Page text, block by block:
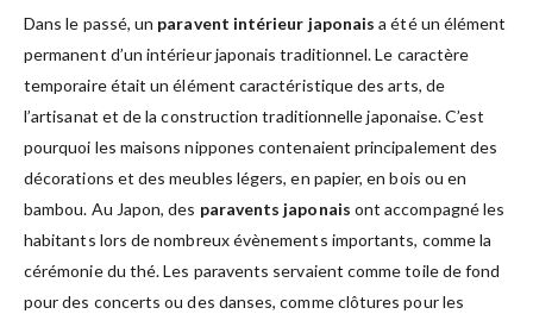
Dans le passé, un paravent intérieur japonais a été un élément
permanent d’un intérieur japonais traditionnel. Le caractère
temporaire était un élément caractéristique des arts, de
l’artisanat et de la construction traditionnelle japonaise. C’est
pourquoi les maisons nippones contenaient principalement des
décorations et des meubles légers, en papier, en bois ou en
bambou. Au Japon, des paravents japonais ont accompagné les
habitants lors de nombreux évènements importants, comme la
cérémonie du thé. Les paravents servaient comme toile de fond
pour des concerts ou des danses, comme clôtures pour les